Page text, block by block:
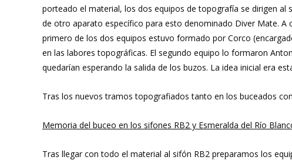
porteado el material, los dos equipos de topografía se dirigen al
de otro aparato específico para esto denominado Diver Mate. A
primero de los dos equipos estuvo formado por Corco
en las labores topográficas. El segundo equipo lo formaron
quedarían esperando la salida de los buzos. La idea inicial era
Tras los nuevos tramos topografiados tanto en los buceados
Memoria del buceo en los sifones RB2 y Esmeralda del Río
Tras llegar con todo el material al sifón RB2 preparamos los